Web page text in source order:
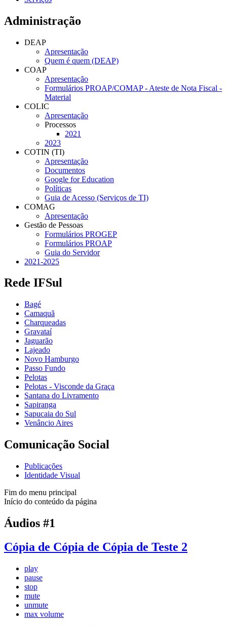
Administração
DEAP
Apresentação
Quem é quem (DEAP)
COAP
Apresentação
Formulários PROAP/COMAP - Ateste de Nota Fiscal -
Material
COLIC
Apresentação
Processos
2021
2023
COTIN (TI)
Apresentação
Documentos
Google for Education
Políticas
Guia de Acesso (Serviços de TI)
COMAG
Apresentação
Gestão de Pessoas
Formulários PROGEP
Formulários PROAP
Guia do Servidor
2021-2025
Rede IFSul
Bagé
Camaquã
Charqueadas
Gravataí
Jaguarão
Lajeado
Novo Hamburgo
Passo Fundo
Pelotas
Pelotas - Visconde da Graça
Santana do Livramento
Sapiranga
Sapucaia do Sul
Venâncio Aires
Comunicação Social
Publicações
Identidade Visual
Fim do menu principal
Início do conteúdo da página
Áudios #1
Cópia de Cópia de Cópia de Teste 2
play
pause
stop
mute
unmute
max volume